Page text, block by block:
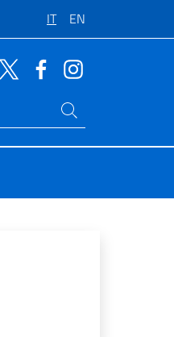
IT EN
live